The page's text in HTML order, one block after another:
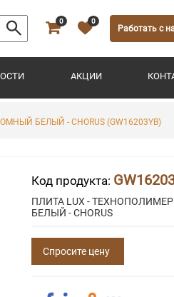
0 0
Работать с
АКЦИИ
БЕЛЫЙ - CHORUS (GW16203YB)
Код продукта:
ПЛИТА LUX -
БЕЛЫЙ - CHORUS
Спросите цену